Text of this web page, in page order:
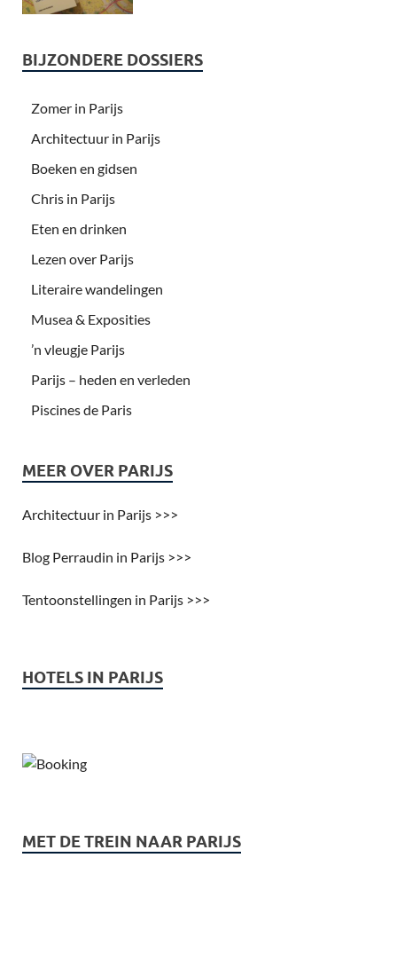
BIJZONDERE DOSSIERS
Zomer in Parijs
Architectuur in Parijs
Boeken en gidsen
Chris in Parijs
Eten en drinken
Lezen over Parijs
Literaire wandelingen
Musea & Exposities
’n vleugje Parijs
Parijs – heden en verleden
Piscines de Paris
MEER OVER PARIJS
Architectuur in Parijs >>>
Blog Perraudin in Parijs >>>
Tentoonstellingen in Parijs >>>
HOTELS IN PARIJS
MET DE TREIN NAAR PARIJS